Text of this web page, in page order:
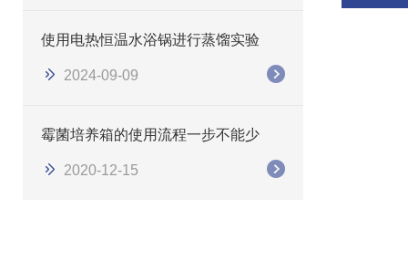
使用电热恒温水浴锅进行蒸馏实验
2024-09-09
霉菌培养箱的使用流程一步不能少
2020-12-15